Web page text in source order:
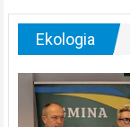
Ekologia